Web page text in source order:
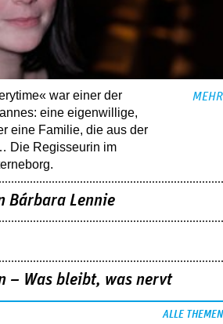
war einer der
eine eigenwillige,
eine ­Familie, die aus der
Die Regisseurin im
MEHR
Bárbara Lennie
– Was bleibt, was nervt
ALLE THEMEN